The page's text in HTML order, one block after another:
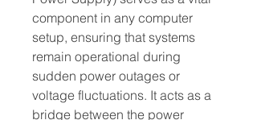
component in any computer
setup, ensuring that systems
remain operational during
sudden power outages or
voltage fluctuations. It acts as a
bridge between the power